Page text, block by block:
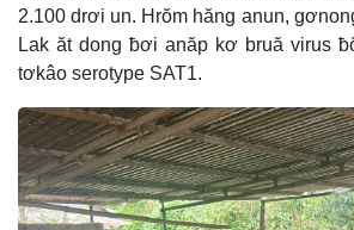
2.100 drơi un. Hrŏm hăng anun,
Lak ăt dong ƀơi anăp kơ bruă virus
tơkâo serotype SAT1.